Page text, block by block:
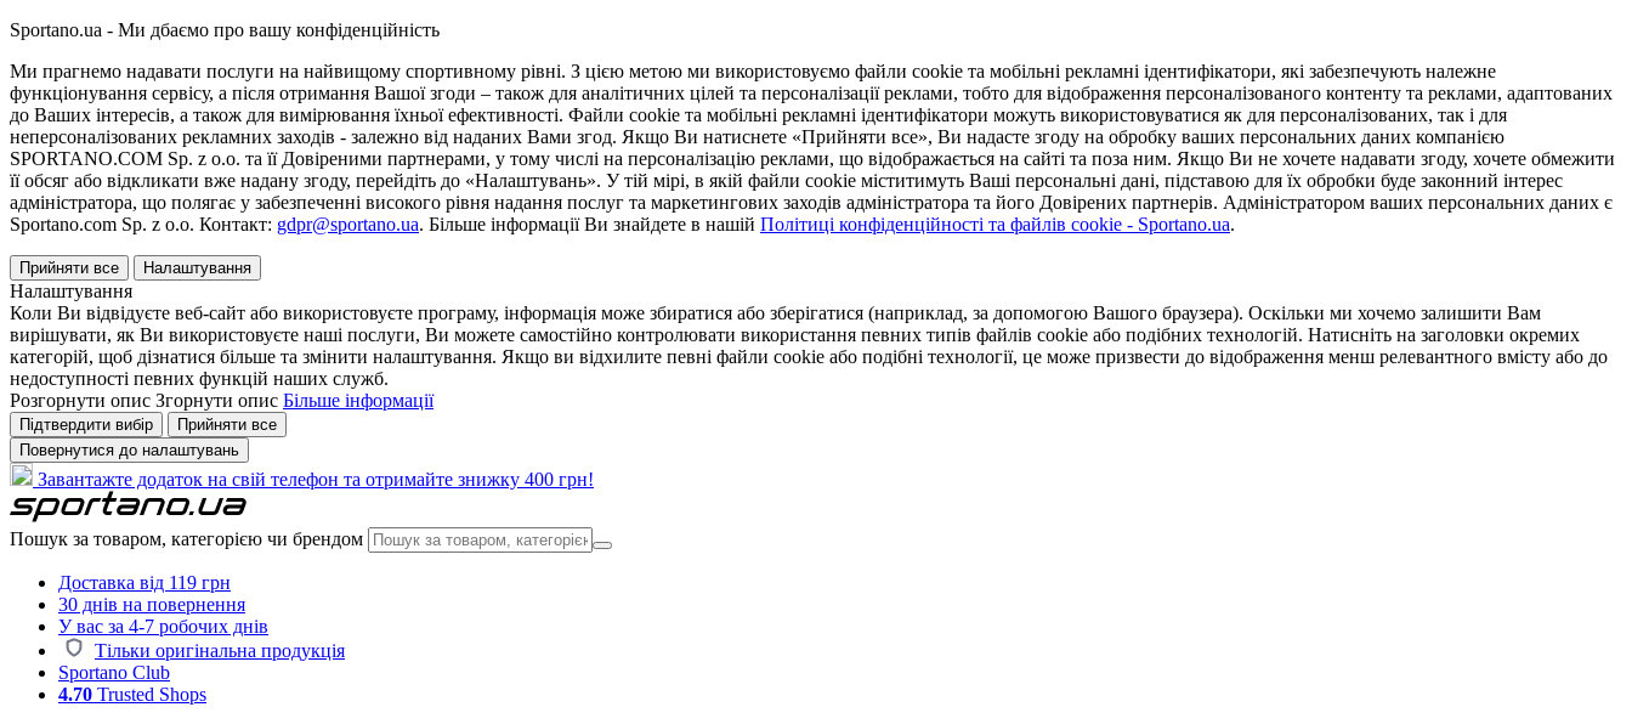
Sportano.ua - Ми дбаємо про вашу конфіденційність
Ми прагнемо надавати послуги на найвищому спортивному рівні. З цією метою ми використовуємо файли cookie та мобільні рекламні ідентифікатори, які забезпечують належне
функціонування сервісу, а після отримання Вашої згоди – також для аналітичних цілей та персоналізації реклами, тобто для відображення персоналізованого контенту та реклами, адаптованих
до Ваших інтересів, а також для вимірювання їхньої ефективності. Файли cookie та мобільні рекламні ідентифікатори можуть використовуватися як для персоналізованих, так і для
неперсоналізованих рекламних заходів - залежно від наданих Вами згод. Якщо Ви натиснете «Прийняти все», Ви надасте згоду на обробку ваших персональних даних компанією
SPORTANO.COM Sp. z o.o. та її Довіреними партнерами, у тому числі на персоналізацію реклами, що відображається на сайті та поза ним. Якщо Ви не хочете надавати згоду, хочете обмежити
її обсяг або відкликати вже надану згоду, перейдіть до «Налаштувань». У тій мірі, в якій файли cookie міститимуть Ваші персональні дані, підставою для їх обробки буде законний інтерес
адміністратора, що полягає у забезпеченні високого рівня надання послуг та маркетингових заходів адміністратора та його Довірених партнерів. Адміністратором ваших персональних даних є
Sportano.com Sp. z o.o. Контакт: gdpr@sportano.ua. Більше інформації Ви знайдете в нашій Політиці конфіденційності та файлів cookie - Sportano.ua.
Прийняти все Налаштування
Налаштування
Коли Ви відвідуєте веб-сайт або використовуєте програму, інформація може збиратися або зберігатися (наприклад, за допомогою Вашого браузера). Оскільки ми хочемо залишити Вам
вирішувати, як Ви використовуєте наші послуги, Ви можете самостійно контролювати використання певних типів файлів cookie або подібних технологій. Натисніть на заголовки окремих
категорій, щоб дізнатися більше та змінити налаштування. Якщо ви відхилите певні файли cookie або подібні технології, це може призвести до відображення менш релевантного вмісту або до
недоступності певних функцій наших служб.
Розгорнути опис Згорнути опис Більше інформації
Підтвердити вибір
Прийняти все
Повернутися до налаштувань
Завантажте додаток на свій телефон та отримайте знижку 400 грн!
Пошук за товаром, категорією чи брендом
Доставка від 119 грн
30 днів на повернення
У вас за 4-7 робочих днів
Тільки оригінальна продукція
Sportano Club
4.70 Trusted Shops